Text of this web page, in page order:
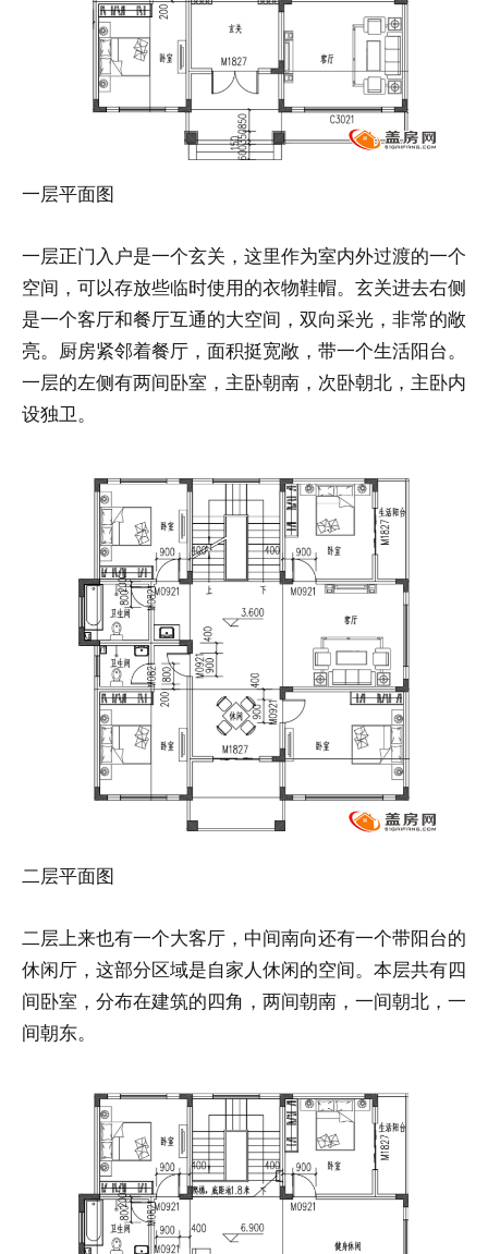
一层平面图
一层正门入户是一个玄关，这里作为室内外过渡的一个
空间，可以存放些临时使用的衣物鞋帽。玄关进去右侧
是一个客厅和餐厅互通的大空间，双向采光，非常的敞
亮。厨房紧邻着餐厅，面积挺宽敞，带一个生活阳台。
一层的左侧有两间卧室，主卧朝南，次卧朝北，主卧内
设独卫。
二层平面图
二层上来也有一个大客厅，中间南向还有一个带阳台的
休闲厅，这部分区域是自家人休闲的空间。本层共有四
间卧室，分布在建筑的四角，两间朝南，一间朝北，一
间朝东。